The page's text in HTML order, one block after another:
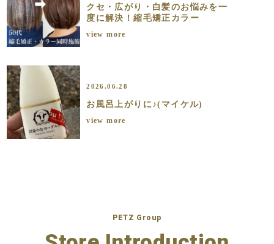
クセ・広がり・白髪のお悩みを一
度に解決！縮毛矯正カラー
view more
2026.06.28
お風呂上がりに♪(マイケル)
view more
PETZ Group